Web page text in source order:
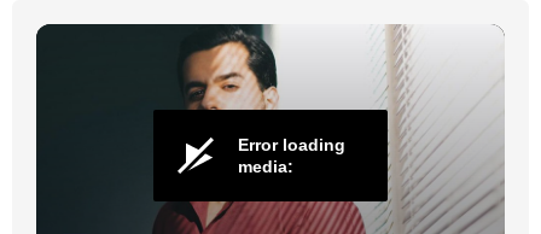
Error loading
media: